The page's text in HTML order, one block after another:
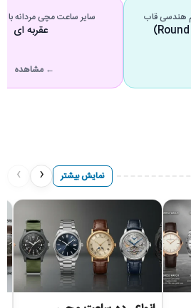
هندسی قاب سایر ساعت مچی مردانه
عقربه ای
← مشاهده
نمایش بیشتر ‹
›